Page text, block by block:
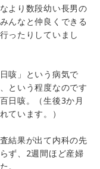
より数段幼い長男の
んなと仲良くできる
ったりしていまし
咳」という病気で
という程度なのです
日咳。（生後3か月
ています。）
結果が出て内科の先
ず、2週間ほど産婦
。